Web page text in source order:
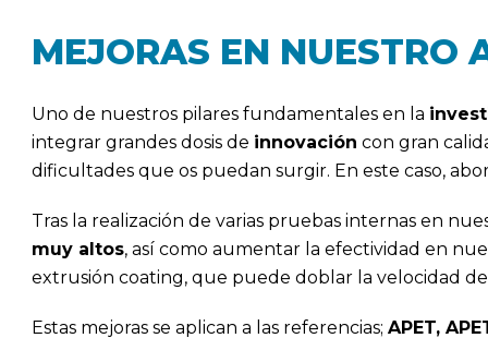
MEJORAS EN NUESTRO
Uno de nuestros pilares fundamentales en la
integrar grandes dosis de innovación con gran
dificultades que os puedan surgir. En este caso,
Tras la realización de varias pruebas internas en
muy altos, así como aumentar la efectividad en
extrusión coating, que puede doblar la velocidad
Estas mejoras se aplican a las referencias; APET,